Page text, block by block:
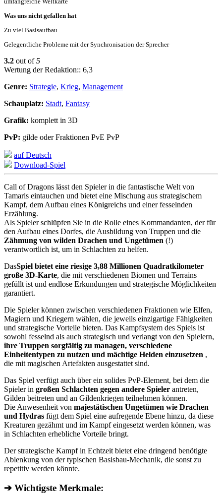
Was uns nicht gefallen hat
Zu viel Basisaufbau
Gelegentliche Probleme mit der Synchronisation der Sprecher
3.2 out of5
Wertung der Redaktion:: 6,3
Genre: Strategie, Krieg, Management
Schauplatz: Stadt, Fantasy
Grafik: komplett in 3D
PvP: gilde oder Fraktionen PvE PvP
auf Deutsch
Download-Spiel
Call of Dragons lässt den Spieler in die fantastische Welt von
Tamaris eintauchen und bietet eine Mischung aus strategischem
Kampf, dem Aufbau eines Königreichs und einer fesselnden
Erzählung.
Als Spieler schlüpfen Sie in die Rolle eines Kommandanten, der für
den Aufbau eines Dorfes, die Ausbildung von Truppen und die
Zähmung von wilden Drachen und Ungetümen (!)
verantwortlich ist, um in Schlachten zu helfen.
DasSpiel bietet eine riesige 3,88 Millionen Quadratkilometer
große 3D-Karte, die mit verschiedenen Biomen und Terrains
gefüllt ist und endlose Erkundungen und strategische Möglichkeiten
garantiert.
Die Spieler können zwischen verschiedenen Fraktionen wie Elfen,
Magiern und Kriegern wählen, die jeweils einzigartige Fähigkeiten
und strategische Vorteile bieten. Das Kampfsystem des Spiels ist
sowohl fesselnd als auch strategisch und verlangt von den Spielern,
ihre Truppen sorgfältig zu managen, verschiedene
Einheitentypen zu nutzen und mächtige Helden einzusetzen ,
die mit magischen Artefakten ausgestattet sind.
Das Spiel verfügt auch über ein solides PvP-Element, bei dem die
Spieler in großen Schlachten gegen andere Spieler antreten,
Gilden beitreten und an Gildenkriegen teilnehmen können.
Die Anwesenheit von majestätischen Ungetümen wie Drachen
und Hydras fügt dem Spiel eine aufregende Ebene hinzu, da diese
Kreaturen gezähmt und im Kampf eingesetzt werden können, was
in Schlachten erhebliche Vorteile bringt.
Der strategische Kampf in Echtzeit bietet eine dringend benötigte
Ablenkung von der typischen Basisbau-Mechanik, die sonst zu
repetitiv werden könnte.
➔ Wichtigste Merkmale: